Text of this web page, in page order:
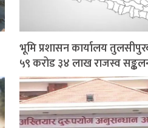
भूमि प्रशासन कार्यालय
५९ करोड ३४ लाख राजस्व